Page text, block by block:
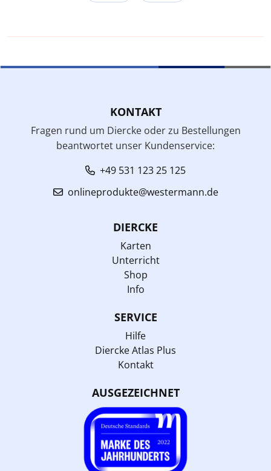
KONTAKT
Fragen rund um Diercke oder zu Bestellungen
beantwortet unser Kundenservice:
+49 531 123 25 125
onlineprodukte@westermann.de
DIERCKE
Karten
Unterricht
Shop
Info
SERVICE
Hilfe
Diercke Atlas Plus
Kontakt
AUSGEZEICHNET